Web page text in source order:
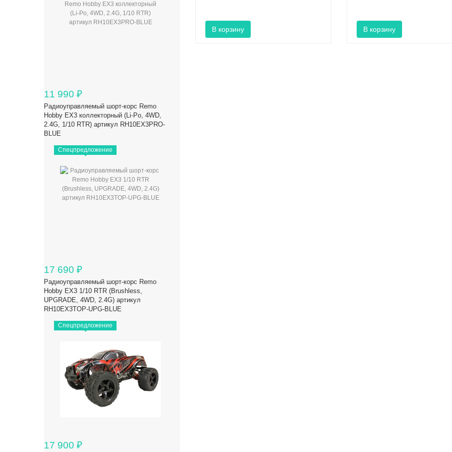
11 990 ₽
Радиоуправляемый шорт-корс Remo
Hobby EX3 коллекторный (Li-Po, 4WD,
2.4G, 1/10 RTR) артикул RH10EX3PRO-
BLUE
Спецпредложение
17 690 ₽
Радиоуправляемый шорт-корс Remo
Hobby EX3 1/10 RTR (Brushless,
UPGRADE, 4WD, 2.4G) артикул
RH10EX3TOP-UPG-BLUE
Спецпредложение
17 900 ₽